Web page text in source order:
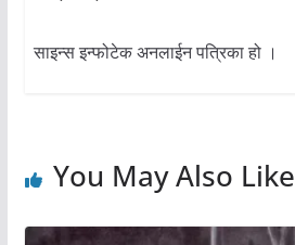
साइन्स इन्फोटेक अनलाईन पत्रिका हो ।
You May Also Like